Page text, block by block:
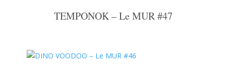
TEMPONOK – Le MUR #47